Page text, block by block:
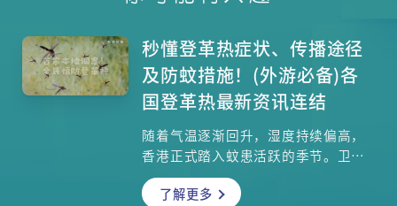
秒懂登革热症状、传播途径
及防蚊措施！(外游必备)各
国登革热最新资讯连结
随着气温逐渐回升，湿度持续偏高，
香港正式踏入蚊患活跃的季节。卫生
署卫生防护中心正调查本港今年首宗
本地登革热个案，并联同多个政府部
了解更多